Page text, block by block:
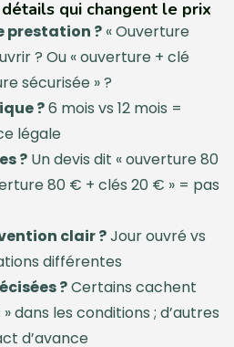
qui changent le prix
prestation ? « Ouverture
? Ou « ouverture + clé
sécurisée » ?
?6 mois vs 12 mois =
légale
? Un devis dit « ouverture 80
80 € + clés 20 € » = pas
clair ?Jour ouvré vs
différentes
?Certains cachent
dans les conditions ; d’autres
d’avance